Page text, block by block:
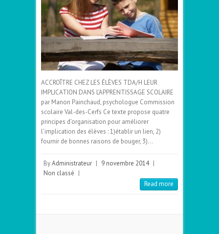
ACCROÎTRE CHEZ LES ÉLÈVES TDA/H LEUR
IMPLICATION DANS L’APPRENTISSAGE SCOLAIRE
par Manon Painchaud, psychologue Commission
scolaire Val-des-Cerfs Ce texte propose quatre
principes d’organisation pour améliorer
l’implication des élèves : 1)établir un lien, 2)
fournir de bonnes raisons de bouger, 3)…
ByAdministrateur | 9 novembre 2014 |
Non classé |
Read more